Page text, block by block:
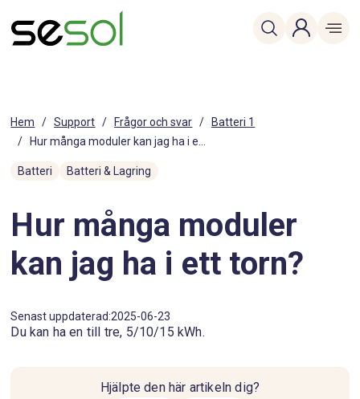
Hem / Support / Frågor och svar /
Batteri 1
/
Hur många moduler kan jag ha i e...
Batteri Batteri & Lagring
Hur många moduler
kan jag ha i ett torn?
Senast uppdaterad:2025-06-23
Du kan ha en till tre, 5/10/15 kWh.
Hjälpte den här artikeln dig?